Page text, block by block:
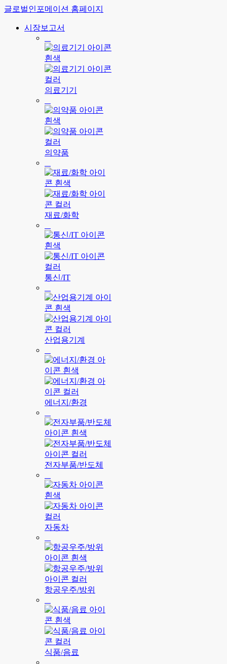
글로벌인포메이션 홈페이지
시장보고서
의료기기
의약품
재료/화학
통신/IT
산업용기계
에너지/환경
전자부품/반도체
자동차
항공우주/방위
식품/음료